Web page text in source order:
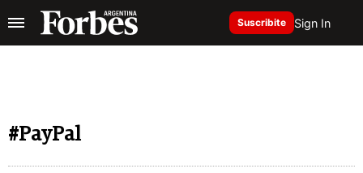
Suscribite Sign In
#PayPal